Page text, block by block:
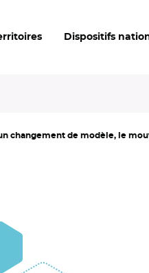
Dispositifs
changement de modèle, le